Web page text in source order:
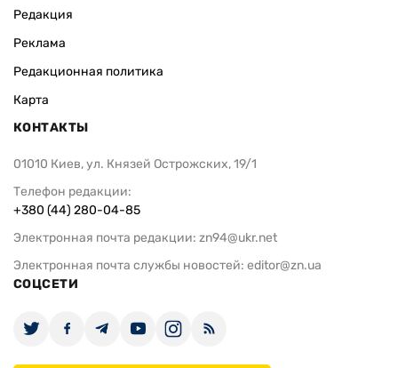
Редакция
Реклама
Редакционная политика
Карта
КОНТАКТЫ
01010 Киев, ул. Князей Острожских, 19/1
Телефон редакции:
+380 (44) 280-04-85
Электронная почта редакции: zn94@ukr.net
Электронная почта службы новостей: editor@zn.ua
СОЦСЕТИ